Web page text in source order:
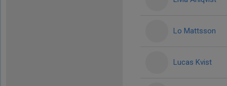
Lo Mattsson
Lucas Kvist